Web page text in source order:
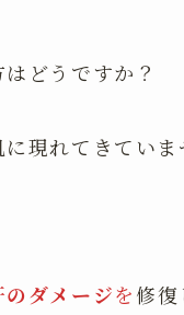
どうですか？
現れてきていま
ダメージを修